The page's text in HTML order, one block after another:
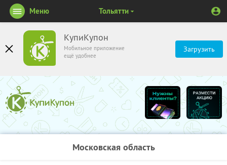
КупиКупон
Мобильное приложение
ещё удобнее
Загрузить
Меню Тольятти
Московская область